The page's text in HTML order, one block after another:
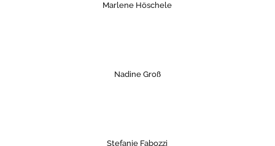
Marlene Höschele
Nadine Groß
Stefanie Fabozzi